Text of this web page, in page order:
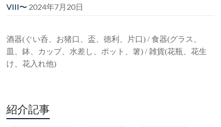
VIII〜 2024年7月20日
酒器(ぐい呑、お猪口、盃、徳利、片口) / 食器(グラス、
皿、鉢、カップ、水差し、ポット、箸) / 雑貨(花瓶、花生
け、花入れ他)
紹介記事